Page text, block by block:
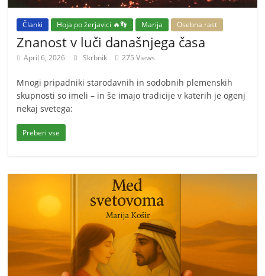
Članki Hoja po žerjavici 🔥👣 Marija Osebna rast
Znanost v luči današnjega časa
April 6, 2026 Skrbnik 275 Views
Mnogi pripadniki starodavnih in sodobnih plemenskih
skupnosti so imeli – in še imajo tradicije v katerih je ogenj
nekaj svetega:
Preberi vse